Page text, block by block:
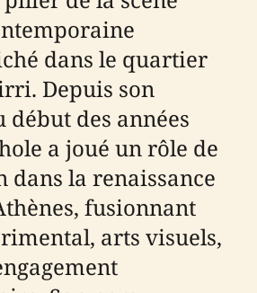
dans le quartier
Depuis son
des années
a joué un rôle de
la renaissance
fusionnant
arts visuels,